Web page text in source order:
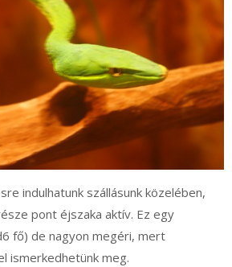
indulhatunk szállásunk közelében,
pont éjszaka aktív. Ez egy
fő) de nagyon megéri, mert
ismerkedhetünk meg.